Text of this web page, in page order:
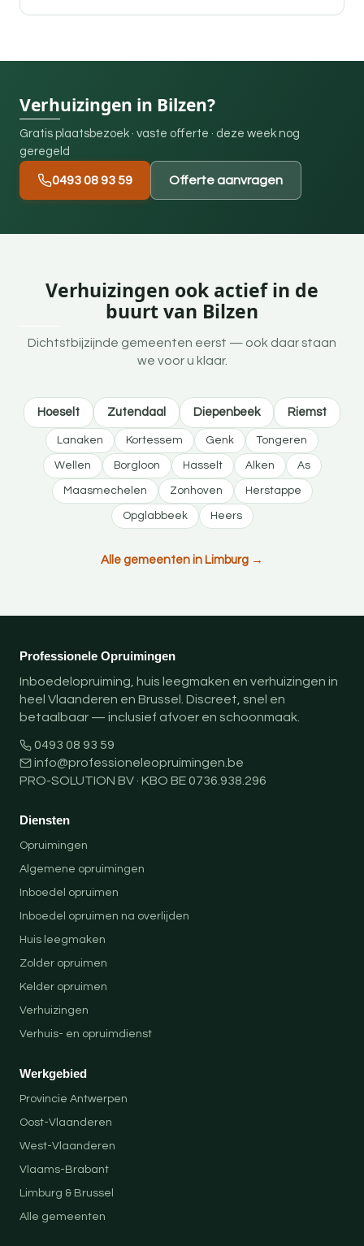
Verhuizingen in Bilzen?
Gratis plaatsbezoek · vaste offerte · deze week nog
geregeld
0493 08 93 59 Offerte aanvragen
Verhuizingen ook actief in de
buurt van Bilzen
Dichtstbijzijnde gemeenten eerst — ook daar staan
we voor u klaar.
Hoeselt Zutendaal Diepenbeek Riemst
Lanaken Kortessem Genk Tongeren
Wellen Borgloon Hasselt Alken As
Maasmechelen Zonhoven Herstappe
Opglabbeek Heers
Alle gemeenten in Limburg →
Professionele Opruimingen
Inboedelopruiming, huis leegmaken en verhuizingen in
heel Vlaanderen en Brussel. Discreet, snel en
betaalbaar — inclusief afvoer en schoonmaak.
0493 08 93 59
info@professioneleopruimingen.be
PRO-SOLUTION BV · KBO BE 0736.938.296
Diensten
Opruimingen
Algemene opruimingen
Inboedel opruimen
Inboedel opruimen na overlijden
Huis leegmaken
Zolder opruimen
Kelder opruimen
Verhuizingen
Verhuis- en opruimdienst
Werkgebied
Provincie Antwerpen
Oost-Vlaanderen
West-Vlaanderen
Vlaams-Brabant
Limburg & Brussel
Alle gemeenten